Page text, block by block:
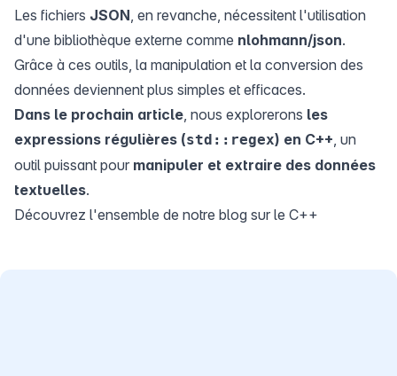
Les fichiers JSON , en revanche, nécessitent l'utilisation
d'une bibliothèque externe comme nlohmann/json.
Grâce à ces outils, la manipulation et la conversion des
données deviennent plus simples et efficaces.
Dans le prochain article , nous explorerons les
expressions régulières (std::regex) en C++ , un
outil puissant pour manipuler et extraire des données
textuelles.
Découvrez l'ensemble de notre blog sur le C++